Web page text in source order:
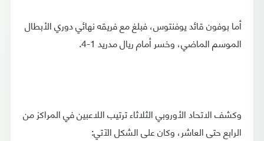
أما بوفون قائد يوفنتوس، فبلغ مع فريقه نهائي دوري الأبطال
الموسم الماضي، وخسر أمام ريال مدريد 1-4.
وكشف الاتحاد الأوروبي الثلاثاء ترتيب اللاعبين في المراكز من
الرابع حتى العاشر، وكان على الشكل الآتي: